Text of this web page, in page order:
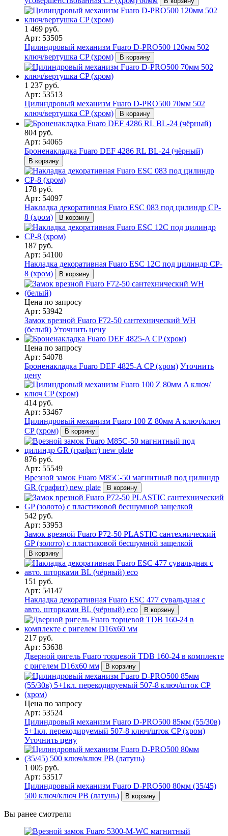
1 469 руб.
Арт: 53505
Цилиндровый механизм Fuaro D-PRO500 120мм 502
ключ/вертушка CP (хром)
В корзину
1 237 руб.
Арт: 53513
Цилиндровый механизм Fuaro D-PRO500 70мм 502
ключ/вертушка CP (хром)
В корзину
804 руб.
Арт: 54065
Броненакладка Fuaro DEF 4286 RL BL-24 (чёрный)
В корзину
178 руб.
Арт: 54097
Накладка декоративная Fuaro ESC 083 под цилиндр CP-
8 (хром)
В корзину
187 руб.
Арт: 54100
Накладка декоративная Fuaro ESC 12C под цилиндр CP-
8 (хром)
В корзину
Цена по запросу
Арт: 53942
Замок врезной Fuaro F72-50 сантехнический WH
(белый) Уточнить цену
Цена по запросу
Арт: 54078
Броненакладка Fuaro DEF 4825-A CP (хром) Уточнить
цену
414 руб.
Арт: 53467
Цилиндровый механизм Fuaro 100 Z 80мм A ключ/ключ
CP (хром)
В корзину
876 руб.
Арт: 55549
Врезной замок Fuaro M85C-50 магнитный под цилиндр
GR (графит) new plate
В корзину
542 руб.
Арт: 53953
Замок врезной Fuaro P72-50 PLASTIC сантехнический
GP (золото) с пластиковой бесшумной защелкой
В корзину
151 руб.
Арт: 54147
Накладка декоративная Fuaro ESC 477 сувальдная с
авто. шторками BL (чёрный) eco
В корзину
217 руб.
Арт: 53638
Дверной ригель Fuaro торцевой TDB 160-24 в комплекте
с ригелем D16x60 мм
В корзину
Цена по запросу
Арт: 53524
Цилиндровый механизм Fuaro D-PRO500 85мм (55/30в)
5+1кл. перекодируемый 507-8 ключ/шток CP (хром)
Уточнить цену
1 005 руб.
Арт: 53517
Цилиндровый механизм Fuaro D-PRO500 80мм (35/45)
500 ключ/ключ PB (латунь)
В корзину
Вы ранее смотрели